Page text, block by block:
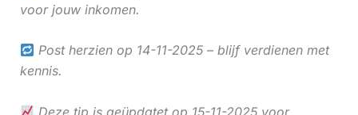
voor jouw inkomen.
Post herzien op 14-11-2025 – blijf verdienen met
kennis.
Deze tip is geüpdatet op 15-11-2025 voor